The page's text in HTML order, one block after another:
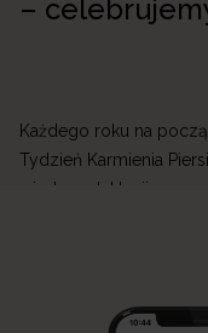
–
Każdego roku na
Tydzień Karmienia
wiedzy o laktacji oraz
mogą być
zasługuje na
ułatwiają przygodę z